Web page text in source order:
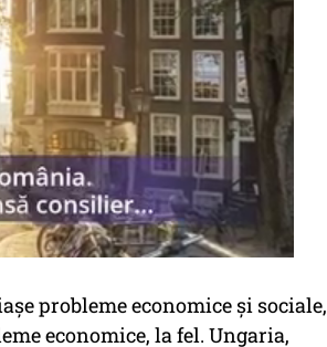
probleme economice și sociale,
economice, la fel. Ungaria,